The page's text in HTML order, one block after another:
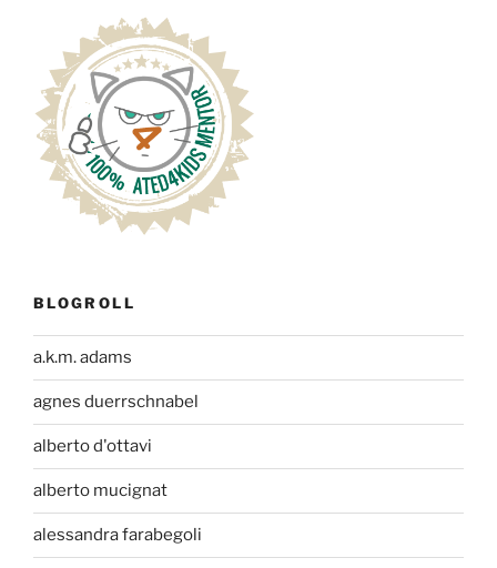
BLOGROLL
a.k.m. adams
agnes duerrschnabel
alberto d'ottavi
alberto mucignat
alessandra farabegoli